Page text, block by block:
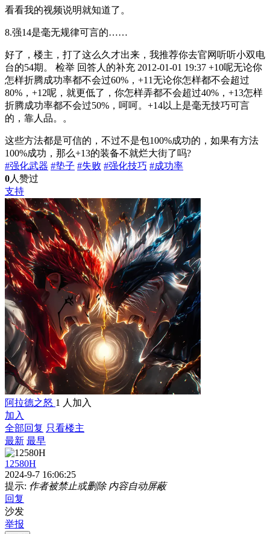
看看我的视频说明就知道了。
8.强14是毫无规律可言的……
好了，楼主，打了这么久才出来，我推荐你去官网听听小双电
台的54期。 检举 回答人的补充 2012-01-01 19:37 +10呢无论你
怎样折腾成功率都不会过60%，+11无论你怎样都不会超过
80%，+12呢，就更低了，你怎样弄都不会超过40%，+13怎样
折腾成功率都不会过50%，呵呵。+14以上是毫无技巧可言
的，靠人品。。
这些方法都是可信的，不过不是包100%成功的，如果有方法
100%成功，那么+13的装备不就烂大街了吗?
#强化武器 #垫子 #失败 #强化技巧 #成功率
0人赞过
支持
阿拉德之怒 1 人加入
加入
全部回复 只看楼主
最新 最早
12580H
2024-9-7 16:06:25
提示: 作者被禁止或删除 内容自动屏蔽
回复
沙发
举报